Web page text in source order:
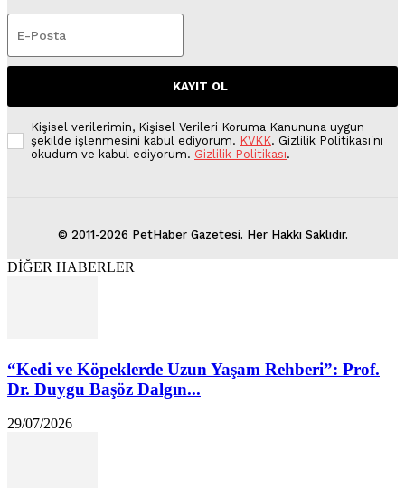
KAYIT OL
Kişisel verilerimin, Kişisel Verileri Koruma Kanununa uygun
şekilde işlenmesini kabul ediyorum. KVKK. Gizlilik Politikası'nı
okudum ve kabul ediyorum. Gizlilik Politikası.
© 2011-2026 PetHaber Gazetesi. Her Hakkı Saklıdır.
DİĞER HABERLER
“Kedi ve Köpeklerde Uzun Yaşam Rehberi”: Prof.
Dr. Duygu Başöz Dalgın...
29/07/2026